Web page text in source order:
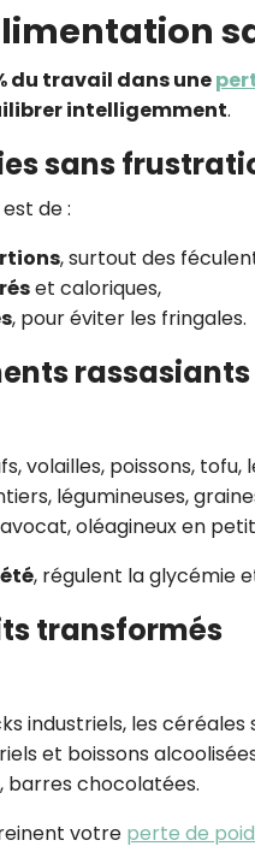
du travail dans une
intelligemment.
sans
de :
, surtout des
et caloriques,
, pour éviter les fringales.
rassasiants
volailles, poissons, tofu,
légumineuses,
avocat, oléagineux en
, régulent la glycémie
transformés
industriels, les céréales
et boissons
barres chocolatées.
votre perte de